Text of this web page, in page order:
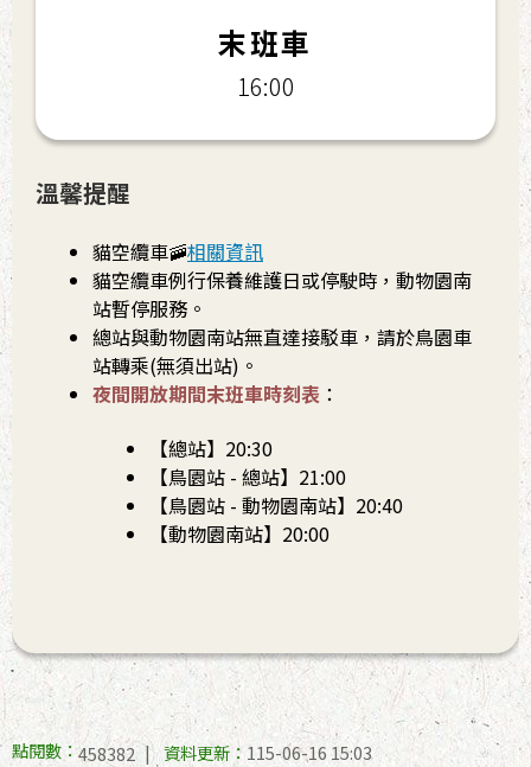
末班車
16:00
溫馨提醒
貓空纜車🚠相關資訊
貓空纜車例行保養維護日或停駛時，動物園南
站暫停服務。
總站與動物園南站無直達接駁車，請於鳥園車
站轉乘(無須出站)。
夜間開放期間末班車時刻表 ：
【總站】20:30
【鳥園站 - 總站】21:00
【鳥園站 - 動物園南站】20:40
【動物園南站】20:00
點閱數：458382 資料更新： 115-06-16 15:03